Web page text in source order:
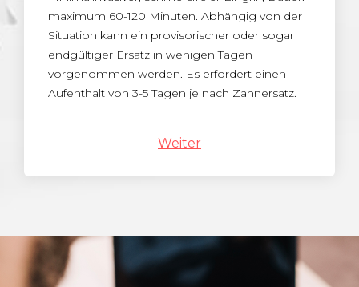
maximum 60-120 Minuten. Abhängig von der
Situation kann ein provisorischer oder sogar
endgültiger Ersatz in wenigen Tagen
vorgenommen werden. Es erfordert einen
Aufenthalt von 3-5 Tagen je nach Zahnersatz.
Weiter